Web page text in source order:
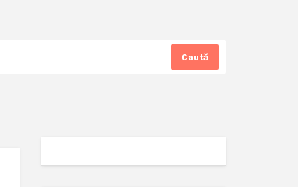
Caută